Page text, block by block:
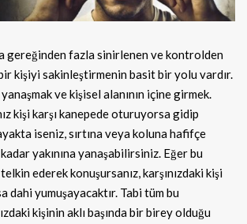
gereğinden fazla sinirlenen ve kontrolden
kişiyi sakinleştirmenin basit bir yolu vardır.
yanaşmak ve kişisel alanının içine girmek.
kişi karşı kanepede oturuyorsa gidip
iseniz, sırtına veya koluna hafifçe
yakınına yanaşabilirsiniz. Eğer bu
ederek konuşursanız, karşınızdaki kişi
dahi yumuşayacaktır. Tabi tüm bu
kişinin aklı başında bir birey olduğu